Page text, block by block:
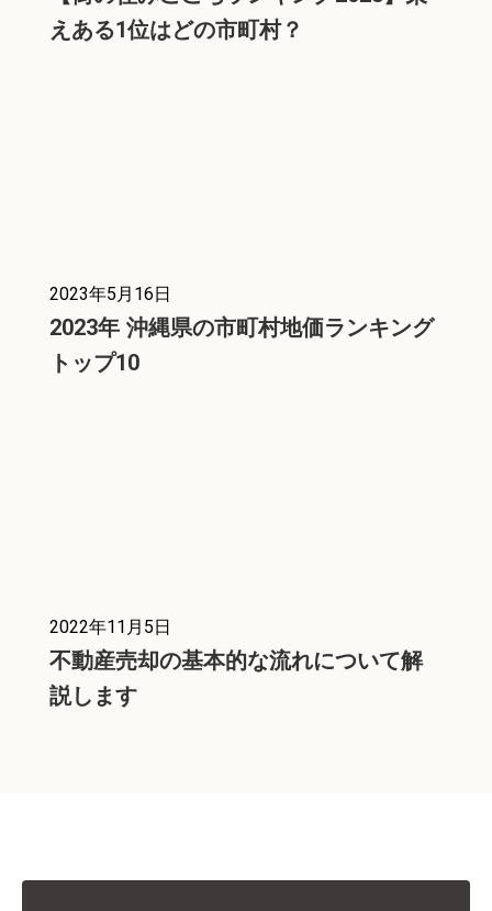
えある1位はどの市町村？
2023年5月16日
2023年 沖縄県の市町村地価ランキング
トップ10
2022年11月5日
不動産売却の基本的な流れについて解
説します